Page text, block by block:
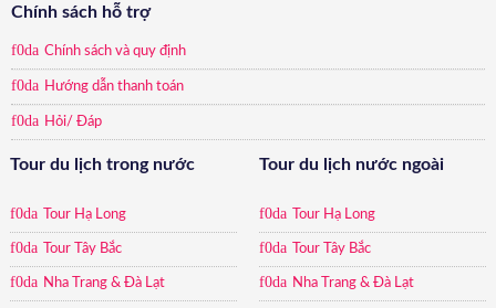
Chính sách hỗ trợ
Chính sách và quy định
Hướng dẫn thanh toán
Hỏi/ Đáp
Tour du lịch trong nước
Tour Hạ Long
Tour Tây Bắc
Nha Trang & Đà Lạt
Tour du lịch nước ngoài
Tour Hạ Long
Tour Tây Bắc
Nha Trang & Đà Lạt